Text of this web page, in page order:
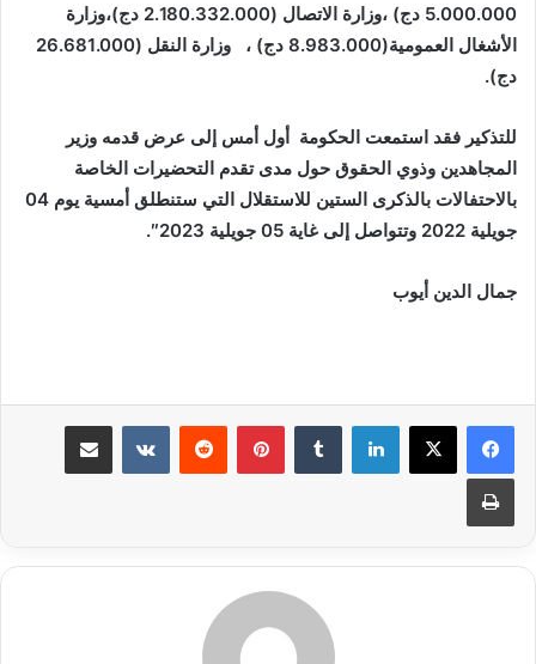
5.000.000 دج) ،وزارة الاتصال (2.180.332.000 دج)،وزارة
الأشغال العمومية(8.983.000 دج) ، وزارة النقل (26.681.000
دج).
للتذكير فقد استمعت الحكومة أول أمس إلى عرض قدمه وزير
المجاهدين وذوي الحقوق حول مدى تقدم التحضيرات الخاصة
بالاحتفالات بالذكرى الستين للاستقلال التي ستنطلق أمسية يوم 04
جويلية 2022 وتتواصل إلى غاية 05 جويلية 2023″.
جمال الدين أيوب
لينكدإن بينتيريست
طباعة